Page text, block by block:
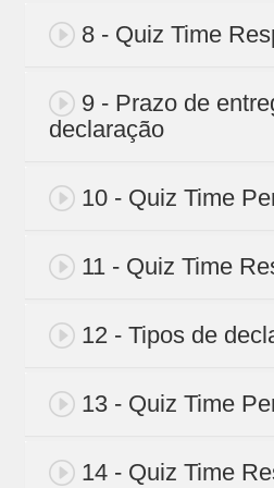
8 - Quiz Time
9 - Prazo de
declaração
10 - Quiz Time
11 - Quiz Time
12 - Tipos de
13 - Quiz Time
14 - Quiz Time